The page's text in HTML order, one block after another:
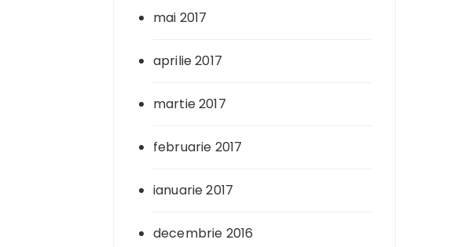
mai 2017
aprilie 2017
martie 2017
februarie 2017
ianuarie 2017
decembrie 2016